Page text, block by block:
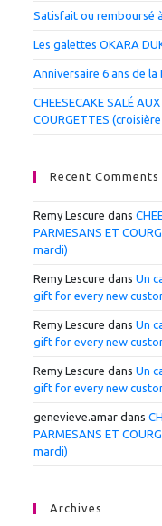
Satisfait ou remboursé
Les galettes OKARA
Anniversaire 6 ans de
CHEESECAKE SALÉ
COURGETTES
Recent Comments
Remy Lescure dans
PARMESANS ET
mardi)
Remy Lescure dansUn
gift for every new
Remy Lescure dansUn
gift for every new
Remy Lescure dansUn
gift for every new
genevieve.amar dans
PARMESANS ET
mardi)
Archives